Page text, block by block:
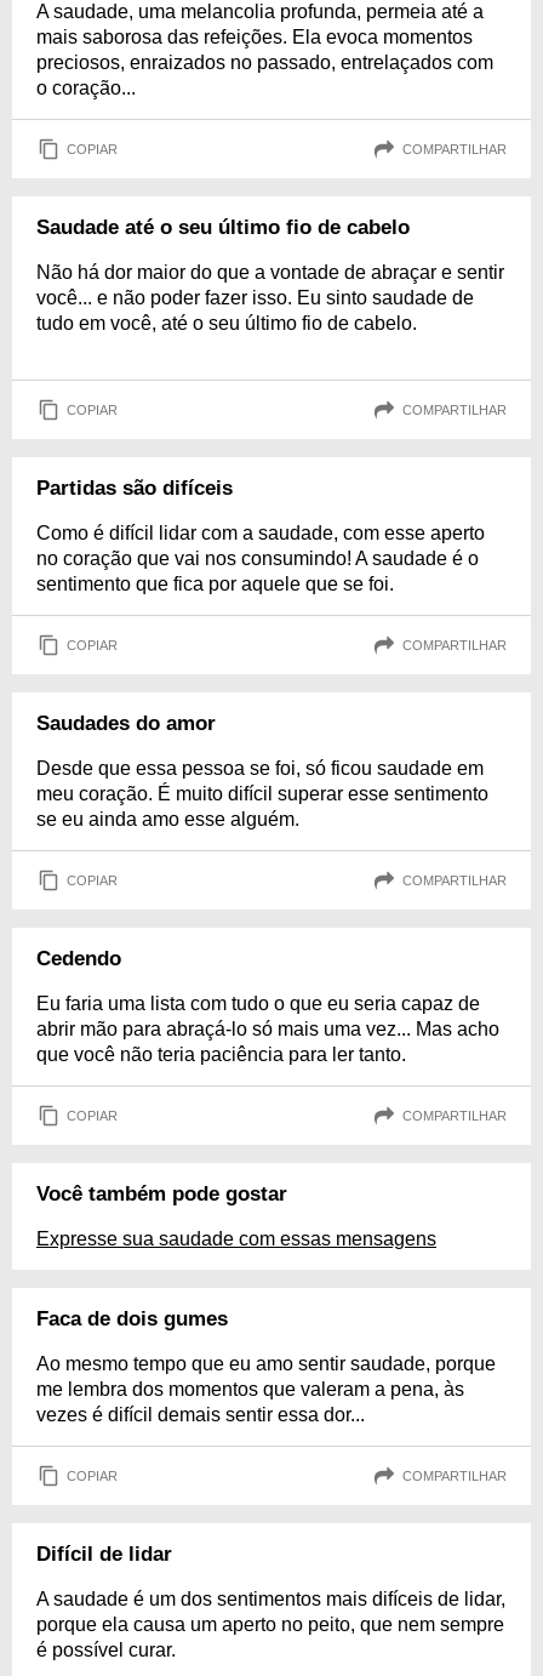
A saudade, uma melancolia profunda, permeia até a
mais saborosa das refeições. Ela evoca momentos
preciosos, enraizados no passado, entrelaçados com
o coração...
COPIAR COMPARTILHAR
Saudade até o seu último fio de cabelo
Não há dor maior do que a vontade de abraçar e sentir
você... e não poder fazer isso. Eu sinto saudade de
tudo em você, até o seu último fio de cabelo.
COPIAR COMPARTILHAR
Partidas são difíceis
Como é difícil lidar com a saudade, com esse aperto
no coração que vai nos consumindo! A saudade é o
sentimento que fica por aquele que se foi.
COPIAR COMPARTILHAR
Saudades do amor
Desde que essa pessoa se foi, só ficou saudade em
meu coração. É muito difícil superar esse sentimento
se eu ainda amo esse alguém.
COPIAR COMPARTILHAR
Cedendo
Eu faria uma lista com tudo o que eu seria capaz de
abrir mão para abraçá-lo só mais uma vez... Mas acho
que você não teria paciência para ler tanto.
COPIAR COMPARTILHAR
Você também pode gostar
Expresse sua saudade com essas mensagens
Faca de dois gumes
Ao mesmo tempo que eu amo sentir saudade, porque
me lembra dos momentos que valeram a pena, às
vezes é difícil demais sentir essa dor...
COPIAR COMPARTILHAR
Difícil de lidar
A saudade é um dos sentimentos mais difíceis de lidar,
porque ela causa um aperto no peito, que nem sempre
é possível curar.